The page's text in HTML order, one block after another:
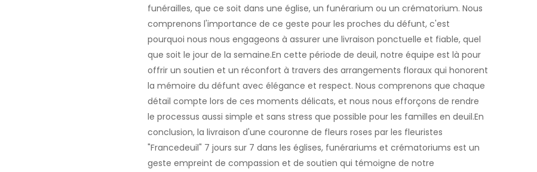
funérailles, que ce soit dans une église, un funérarium ou un crématorium. Nous
comprenons l'importance de ce geste pour les proches du défunt, c'est
pourquoi nous nous engageons à assurer une livraison ponctuelle et fiable, quel
que soit le jour de la semaine.En cette période de deuil, notre équipe est là pour
offrir un soutien et un réconfort à travers des arrangements floraux qui honorent
la mémoire du défunt avec élégance et respect. Nous comprenons que chaque
détail compte lors de ces moments délicats, et nous nous efforçons de rendre
le processus aussi simple et sans stress que possible pour les familles en deuil.En
conclusion, la livraison d'une couronne de fleurs roses par les fleuristes
"Francedeuil" 7 jours sur 7 dans les églises, funérariums et crématoriums est un
geste empreint de compassion et de soutien qui témoigne de notre